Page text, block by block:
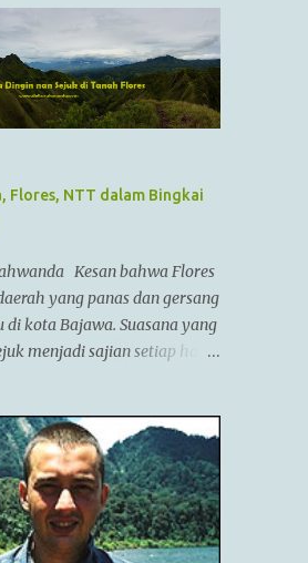
dikenal sebagai Raja
dari Macedonia, seorang
yang paling berhasil
dan dianggap tidak bisa
setiap pertempuran. Di
yang sudah dikenal.
Philip II yang menyatukan
di dataran utama Yunani
Macedonian dalam
federasi yang disebut
(League of Corinth) Raja
daerah2 termasuk
imperiumnya sejauh
AlQuran, Zulkarnain
China dan
Tembok Besar
menyatukan ban...
Flores, NTT dalam Bingkai
Kesan bahwa Flores
yang panas dan gersang
kota Bajawa. Suasana yang
menjadi sajian setiap hari
merupakan ibukota
yang sedang bergeliat
dengan kota-kota lain di
Ruteng, Maumere, Ende dan
yang terletak di antara bukit-